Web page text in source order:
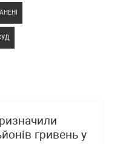
гривень у